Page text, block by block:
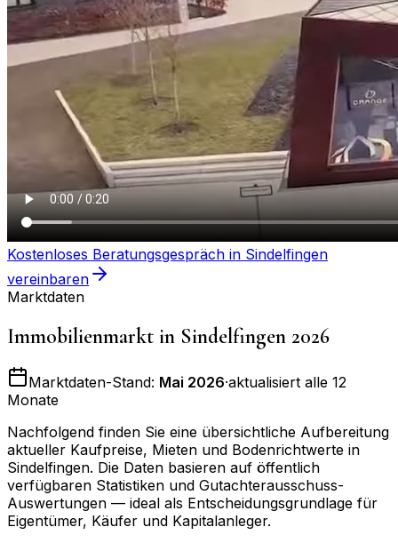
Kostenloses Beratungsgespräch in Sindelfingen
vereinbaren
Marktdaten
Immobilienmarkt in Sindelfingen 2026
Marktdaten-Stand: Mai 2026·aktualisiert alle 12
Monate
Nachfolgend finden Sie eine übersichtliche Aufbereitung
aktueller Kaufpreise, Mieten und Bodenrichtwerte in
Sindelfingen. Die Daten basieren auf öffentlich
verfügbaren Statistiken und Gutachterausschuss-
Auswertungen — ideal als Entscheidungsgrundlage für
Eigentümer, Käufer und Kapitalanleger.